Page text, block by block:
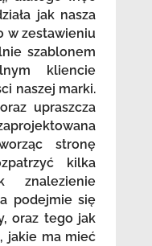
jak nasza
w zestawieniu
szablonem
kliencie
naszej marki.
upraszcza
stronę
kilka
znalezienie
podejmie się
oraz tego jak
jakie ma mieć